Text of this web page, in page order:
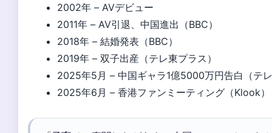
2002年 – AVデビュー
2011年 – AV引退、中国進出（BBC）
2018年 – 結婚発表（BBC）
2019年 – 双子出産（テレ東プラス）
2025年5月 – 中国ギャラ1億5000万円告白（テ
2025年6月 – 香港ファンミーティング（Klook）